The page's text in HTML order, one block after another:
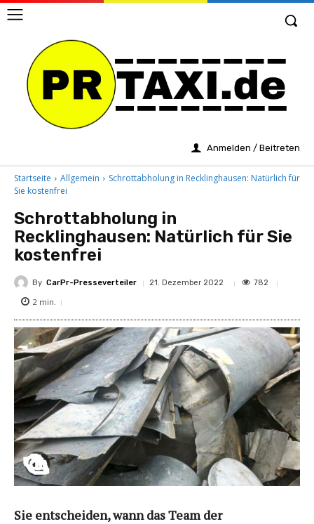
Anmelden / Beitreten
Startseite Allgemein
Schrottabholung in Recklinghausen: Natürlich für
Sie kostenfrei
Schrottabholung in
Recklinghausen: Natürlich für Sie
kostenfrei
By CarPr-Presseverteiler 21. Dezember 2022 782
2 min.
Sie entscheiden, wann das Team der